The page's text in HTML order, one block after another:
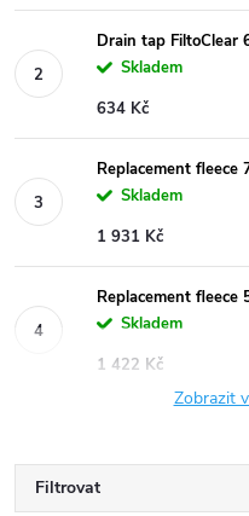
Drain tap
Skladem
634 Kč
Replacement
Skladem
1 931 Kč
Replacement
Skladem
1 422 Kč
Zobrazit
Filtrovat